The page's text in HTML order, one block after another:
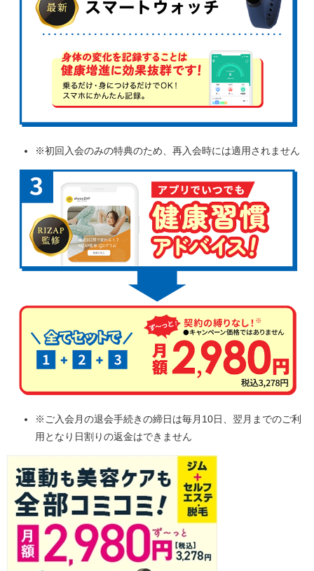
※初回入会のみの特典のため、再入会時には適用されません
※ご入会月の退会手続きの締日は毎月10日、翌月までのご利
用となり日割りの返金はできません